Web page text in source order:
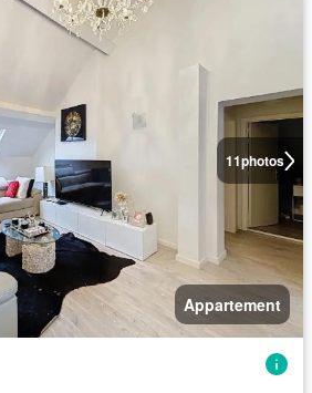
11photos
Appartement